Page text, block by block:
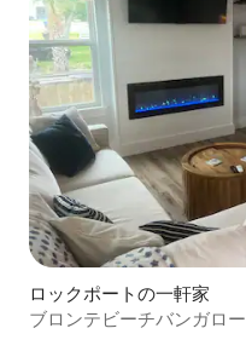
ロックポートの一軒家
ブロンテビーチバンガロー